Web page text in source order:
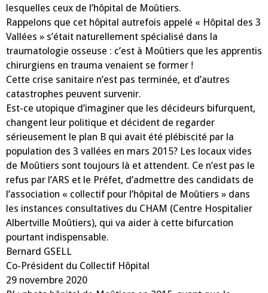
lesquelles ceux de l’hôpital de Moûtiers.
Rappelons que cet hôpital autrefois appelé « Hôpital des 3
Vallées » s’était naturellement spécialisé dans la
traumatologie osseuse : c’est à Moûtiers que les apprentis
chirurgiens en trauma venaient se former !
Cette crise sanitaire n’est pas terminée, et d’autres
catastrophes peuvent survenir.
Est-ce utopique d’imaginer que les décideurs bifurquent,
changent leur politique et décident de regarder
sérieusement le plan B qui avait été plébiscité par la
population des 3 vallées en mars 2015? Les locaux vides
de Moûtiers sont toujours là et attendent. Ce n’est pas le
refus par l’ARS et le Préfet, d’admettre des candidats de
l’association « collectif pour l’hôpital de Moûtiers » dans
les instances consultatives du CHAM (Centre Hospitalier
Albertville Moûtiers), qui va aider à cette bifurcation
pourtant indispensable.
Bernard GSELL
Co-Président du Collectif Hôpital
29 novembre 2020